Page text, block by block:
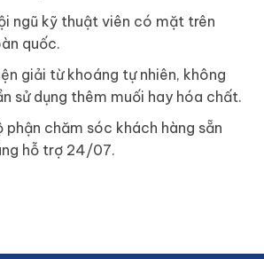
ngũ kỹ thuật viên có mặt trên
quốc.
giải từ khoáng tự nhiên, không
sử dụng thêm muối hay hóa chất.
phận chăm sóc khách hàng sẵn
hỗ trợ 24/07.